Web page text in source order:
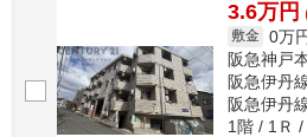
3.6万円
敷金 0万
阪急神戸
阪急伊丹
阪急伊丹
1階 / 1Ｒ